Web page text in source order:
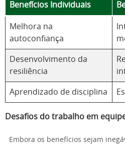
Benefícios Individuais
Melhora na
autoconfiança
Desenvolvimento da
resiliência
Aprendizado de disciplina
Desafios do trabalho em
Embora os benefícios sejam